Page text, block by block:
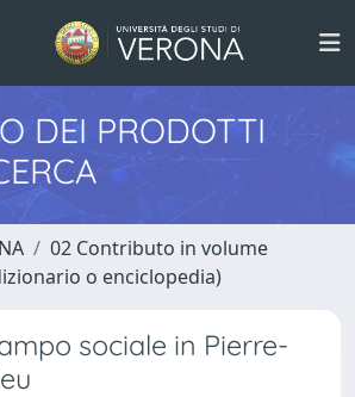
DEI PRODOTTI
02 Contributo in volume
o enciclopedia)
sociale in Pierre-